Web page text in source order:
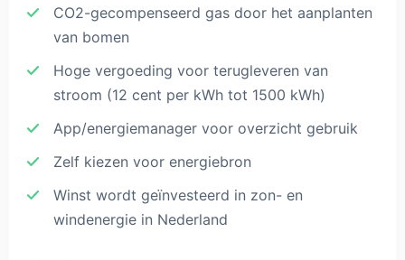
CO2-gecompenseerd gas door het aanplanten
van bomen
Hoge vergoeding voor terugleveren van
stroom (12 cent per kWh tot 1500 kWh)
App/energiemanager voor overzicht gebruik
Zelf kiezen voor energiebron
Winst wordt geïnvesteerd in zon- en
windenergie in Nederland